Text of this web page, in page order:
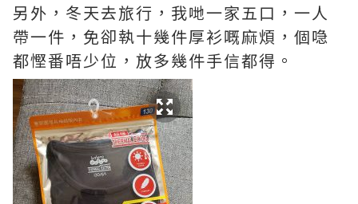
另外，冬天去旅行，我哋一家五口，一人
帶一件，免卻執十幾件厚衫嘅麻煩，個喼
都慳番唔少位，放多幾件手信都得。